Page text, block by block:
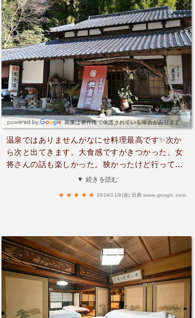
画像は著作権で保護されている場合があります。
温泉ではありませんがなにせ料理最高です✨次か
ら次と出てきます。大食感ですがきつかった。女
将さんの話も楽しかった。狭かったけど行って良
かった〜本当に物音一つありません。車も通りま
▼ 続きを読む
2024/11/8(金) 出典:www.google.com